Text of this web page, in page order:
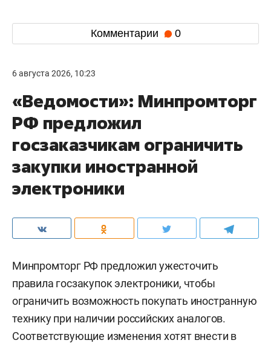
Комментарии 0
6 августа 2026, 10:23
«Ведомости»: Минпромторг
РФ предложил
госзаказчикам ограничить
закупки иностранной
электроники
Минпромторг РФ предложил ужесточить
правила госзакупок электроники, чтобы
ограничить возможность покупать иностранную
технику при наличии российских аналогов.
Соответствующие изменения хотят внести в